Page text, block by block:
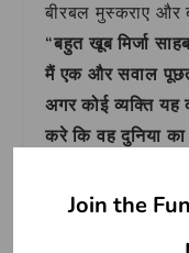
बीरबल मुस्कराए और
“बहुत खूब मिर्जा
मैं एक और सवाल
अगर कोई व्यक्ति यह
करे कि वह दुनिया
व्यक्ति है?”
Join the